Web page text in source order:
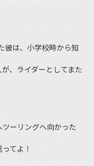
彼は、小学校時から知
、ライダーとしてまた
ーリングへ向かった
てよ！